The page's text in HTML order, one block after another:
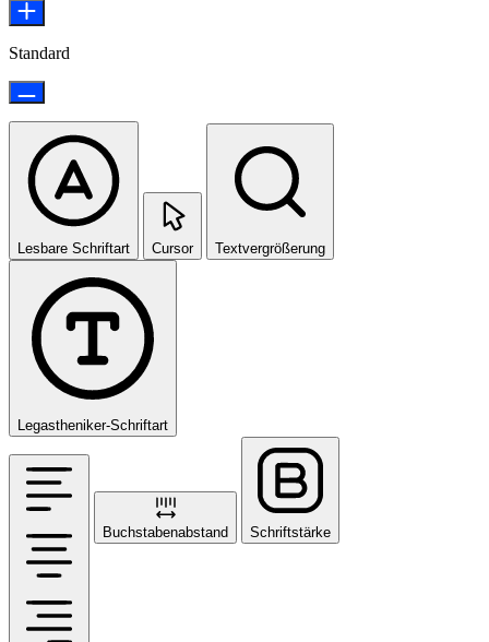
Standard
Lesbare Schriftart Cursor Textvergrößerung
Legastheniker-Schriftart
Buchstabenabstand Schriftstärke